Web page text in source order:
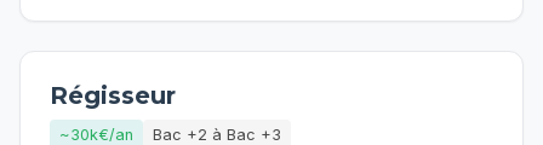
Régisseur
~30k€/an Bac +2 à Bac +3